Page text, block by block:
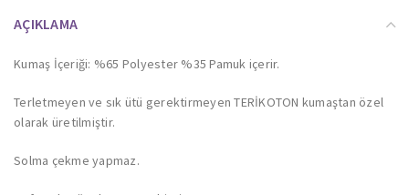
AÇIKLAMA
Kumaş İçeriği: %65 Polyester %35 Pamuk içerir.
Terletmeyen ve sık ütü gerektirmeyen TERİKOTON kumaştan özel
olarak üretilmiştir.
Solma çekme yapmaz.